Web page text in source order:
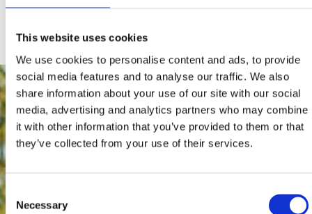
This website uses cookies
We use cookies to personalise content and ads, to provide
social media features and to analyse our traffic. We also
share information about your use of our site with our social
media, advertising and analytics partners who may combine
it with other information that you’ve provided to them or that
they’ve collected from your use of their services.
Consent
Selection
Necessary
Scoprite che cosa offre e visitate la Riviera di Crikvenica!